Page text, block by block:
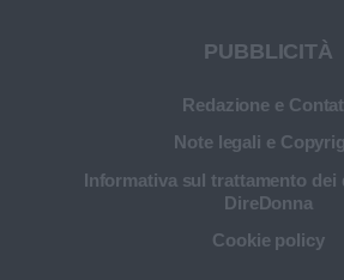
PUBBLICITÀ
Redazione e
Note legali e
Informativa sul trattamento dei
DireDonna
Cookie policy